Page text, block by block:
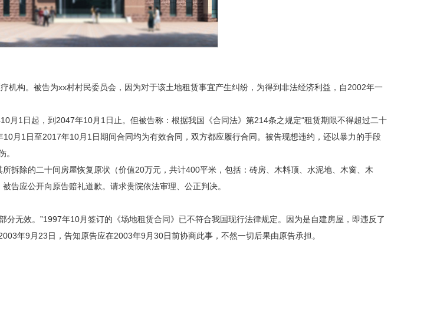
构。被告为xx村村民委员会，因为对于该土地租赁事宜产生纠纷，为得到非法经济利益，自2002年一
月1日起，到2047年10月1日止。但被告称：根据我国《合同法》第214条之规定“租赁期限不得超过二十
月1日至2017年10月1日期间合同均为有效合同，双方都应履行合同。被告现想违约，还以暴力的手段
。
拆除的二十间房屋恢复原状（价值20万元，共计400平米，包括：砖房、木料顶、水泥地、木窗、木
告应公开向原告赔礼道歉。请求贵院依法审理、公正判决。
无效。”1997年10月签订的《场地租赁合同》已不符合我国现行法律规定。因为是自建房屋，即违反了
年9月23日，告知原告应在2003年9月30日前协商此事，不然一切后果由原告承担。